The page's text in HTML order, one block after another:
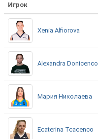
Игрок
Xenia Alfiorova
Alexandra Donicenco
Мария Николаева
Ecaterina Tcacenco